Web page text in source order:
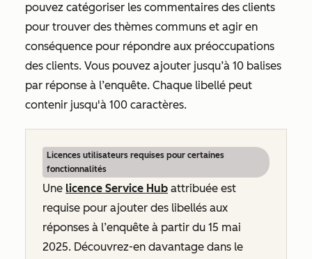
pouvez catégoriser les commentaires des clients
pour trouver des thèmes communs et agir en
conséquence pour répondre aux préoccupations
des clients. Vous pouvez ajouter jusqu’à 10 balises
par réponse à l’enquête. Chaque libellé peut
contenir jusqu'à 100 caractères.
Licences utilisateurs requises pour certaines
fonctionnalités
Une licence Service Hub attribuée est
requise pour ajouter des libellés aux
réponses à l’enquête à partir du 15 mai
2025. Découvrez-en davantage dans le